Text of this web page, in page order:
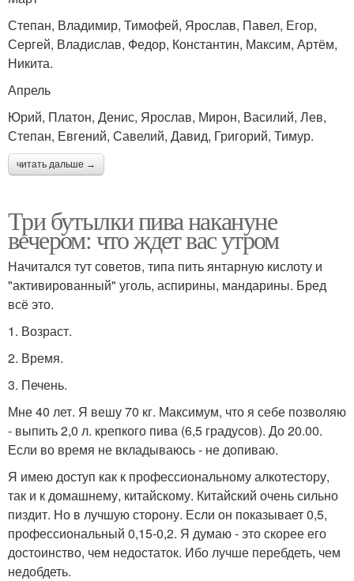
Степан, Владимир, Тимофей, Ярослав, Павел, Егор,
Сергей, Владислав, Федор, Константин, Максим, Артём,
Никита.
Апрель
Юрий, Платон, Денис, Ярослав, Мирон, Василий, Лев,
Степан, Евгений, Савелий, Давид, Григорий, Тимур.
читать дальше →
Три бутылки пива накануне
вечером: что ждет вас утром
Начитался тут советов, типа пить янтарную кислоту и
"активированный" уголь, аспирины, мандарины. Бред
всё это.
1. Возраст.
2. Время.
3. Печень.
Мне 40 лет. Я вешу 70 кг. Максимум, что я себе позволяю
- выпить 2,0 л. крепкого пива (6,5 градусов). До 20.00.
Если во время не вкладываюсь - не допиваю.
Я имею доступ как к профессиональному алкотестору,
так и к домашнему, китайскому. Китайский очень сильно
пиздит. Но в лучшую сторону. Если он показывает 0,5,
профессиональный 0,15-0,2. Я думаю - это скорее его
достоинство, чем недостаток. Ибо лучше перебдеть, чем
недобдеть.